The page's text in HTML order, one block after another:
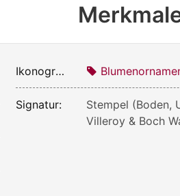
Ikonografie:
Signatur:
Stempel (Boden,
Villeroy & Boch